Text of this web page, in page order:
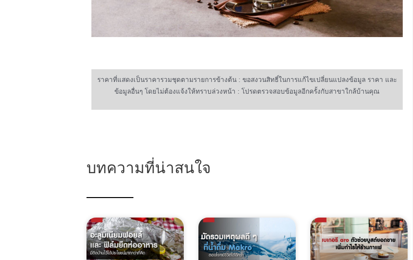
ราคาที่แสดงเป็นราคารวมชุดตามรายการข้างต้น : ขอสงวนสิทธิ์ในการแก้ไขเปลี่ยนแปลงข้อมูล ราคา และ
ข้อมูลอื่นๆ โดยไม่ต้องแจ้งให้ทราบล่วงหน้า : โปรดตรวจสอบข้อมูลอีกครั้งกับสาขาใกล้บ้านคุณ
บทความที่น่าสนใจ